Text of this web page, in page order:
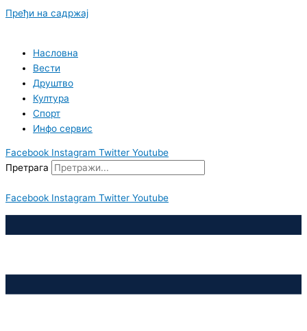
Пређи на садржај
Насловна
Вести
Друштво
Култура
Спорт
Инфо сервис
Facebook Instagram Twitter Youtube
Претрага
Facebook Instagram Twitter Youtube